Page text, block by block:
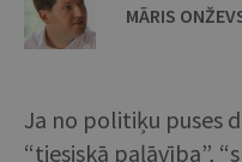
MĀRIS
Ja no politiķu puses
“tiesiskā paļāvība”,